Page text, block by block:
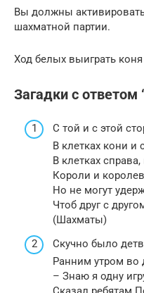
Вы должны
шахматной партии.
Ход белых выиграть коня
Загадки с
С той и с этой
В клетках кони и
В клетках
Короли и
Но не могут
Чтоб друг с
(Шахматы)
Скучно было
Ранним утром во
– Знаю я одну